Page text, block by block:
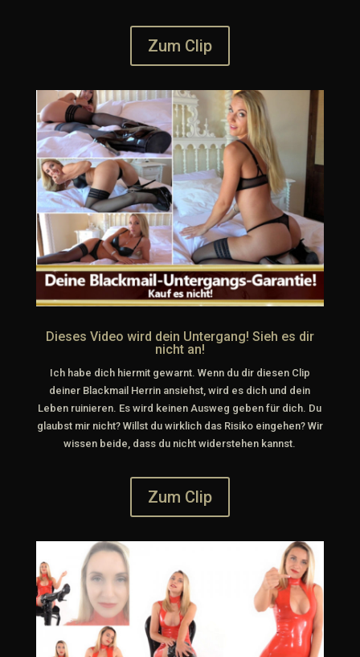
Zum Clip
Dieses Video wird dein Untergang! Sieh es dir
nicht an!
Ich habe dich hiermit gewarnt. Wenn du dir diesen Clip
deiner Blackmail Herrin ansiehst, wird es dich und dein
Leben ruinieren. Es wird keinen Ausweg geben für dich. Du
glaubst mir nicht? Willst du wirklich das Risiko eingehen? Wir
wissen beide, dass du nicht widerstehen kannst.
Zum Clip